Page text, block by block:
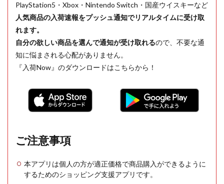
PlayStation5・Xbox・Nintendo Switch・国産ウイスキーなど
人気商品の入荷速報をプッシュ通知でリアルタイムに受け取
れます。
自分の欲しい商品を選んで通知が受け取れるので、不要な通
知に悩まされる心配がありません。
『入荷Now』のダウンロードはこちらから！
ご注意事項
本アプリは個人の方が適正価格で商品購入ができるように
するためのショッピング支援アプリです。